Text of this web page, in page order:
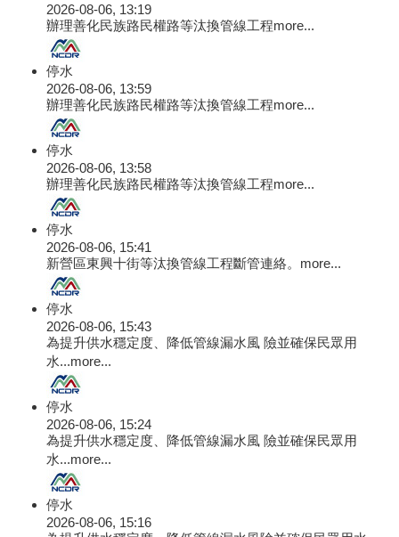
2026-08-06, 13:19
辦理善化民族路民權路等汰換管線工程more...
停水
2026-08-06, 13:59
辦理善化民族路民權路等汰換管線工程more...
停水
2026-08-06, 13:58
辦理善化民族路民權路等汰換管線工程more...
停水
2026-08-06, 15:41
新營區東興十街等汰換管線工程斷管連絡。 more...
停水
2026-08-06, 15:43
為提升供水穩定度、降低管線漏水風 險並確保民眾用
水...more...
停水
2026-08-06, 15:24
為提升供水穩定度、降低管線漏水風 險並確保民眾用
水...more...
停水
2026-08-06, 15:16